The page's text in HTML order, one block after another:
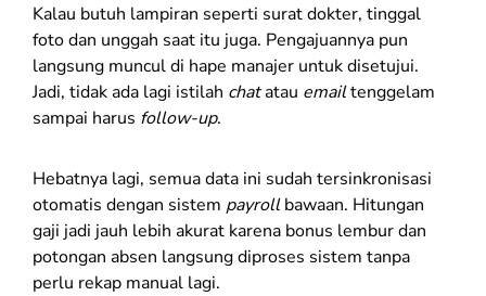
Kalau butuh lampiran seperti surat dokter, tinggal
foto dan unggah saat itu juga. Pengajuannya pun
langsung muncul di hape manajer untuk disetujui.
Jadi, tidak ada lagi istilah chatatau emailtenggelam
sampai harus follow-up.
Hebatnya lagi, semua data ini sudah tersinkronisasi
otomatis dengan sistem payrollbawaan. Hitungan
gaji jadi jauh lebih akurat karena bonus lembur dan
potongan absen langsung diproses sistem tanpa
perlu rekap manual lagi.